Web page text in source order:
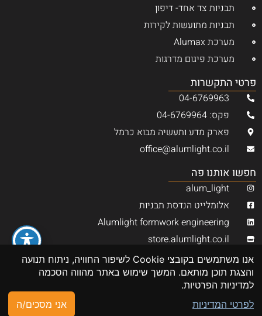
תבניות צד אחד- דיפון
תבניות מתועשות לקירות
מערכת Alumax
מערכת פיגום מדרגות
פרטי התקשרות
04-6769963
פקס: 04-6769964
פארק מדע ותעשיה מבוא כרמל
office@alumlight.co.il
חפשו אותנו פה
alum_light
אלומלייט הנדסת תבניות
Alumlight formwork engineering
store.alumlight.co.il
alumlight
אלומלייט הנדסת תבניות Alumlight
© כל הזכויות שמורות אלומלייט הנדסת תבניות בע״מ
אנו משתמשים בקובצי Cookie לשיפור החוויה, ניתוח תנועה
והצגת תוכן מותאם. המשך שימוש באתר מהווה הסכמה
למדיניות הפרטיות.
לפרטי המדיניות
אני מסכים/ה